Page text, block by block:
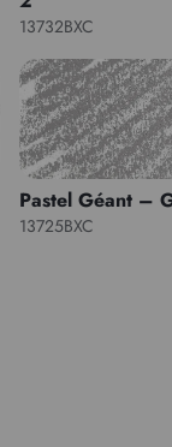
13732BXC
Pastel Géant –
13725BXC